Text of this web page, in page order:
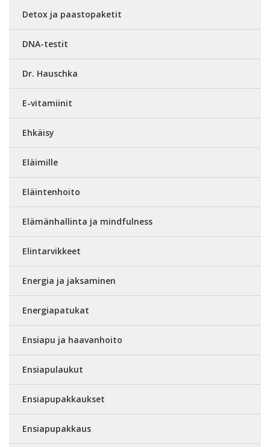
Detox ja paastopaketit
DNA-testit
Dr. Hauschka
E-vitamiinit
Ehkäisy
Eläimille
Eläintenhoito
Elämänhallinta ja mindfulness
Elintarvikkeet
Energia ja jaksaminen
Energiapatukat
Ensiapu ja haavanhoito
Ensiapulaukut
Ensiapupakkaukset
Ensiapupakkaus